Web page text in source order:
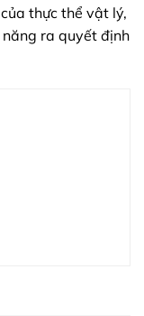
thực thể vật lý,
ra quyết định